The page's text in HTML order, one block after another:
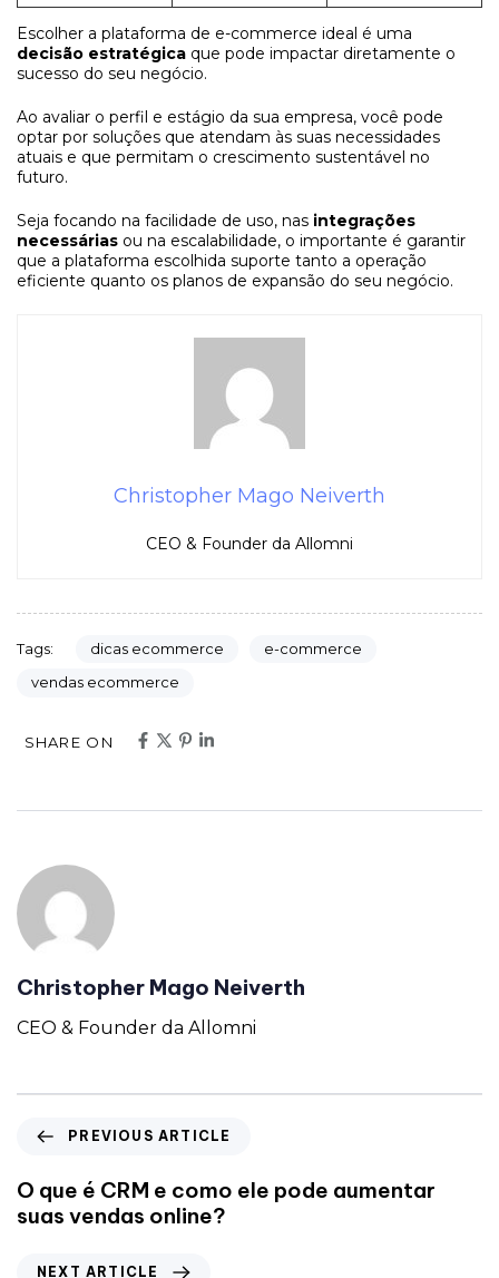
Escolher a plataforma de e-commerce ideal é uma
decisão estratégica que pode impactar diretamente o
sucesso do seu negócio.
Ao avaliar o perfil e estágio da sua empresa, você pode
optar por soluções que atendam às suas necessidades
atuais e que permitam o crescimento sustentável no
futuro.
Seja focando na facilidade de uso, nas integrações
necessárias ou na escalabilidade, o importante é garantir
que a plataforma escolhida suporte tanto a operação
eficiente quanto os planos de expansão do seu negócio.
Christopher Mago Neiverth
CEO & Founder da Allomni
Tags: dicas ecommerce
e-commerce
vendas ecommerce
SHARE ON
Christopher Mago Neiverth
CEO & Founder da Allomni
PREVIOUS ARTICLE
O que é CRM e como ele pode aumentar
suas vendas online?
NEXT ARTICLE